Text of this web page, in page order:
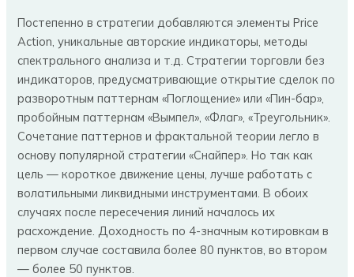
Постепенно в стратегии добавляются элементы Price
Action, уникальные авторские индикаторы, методы
спектрального анализа и т.д. Стратегии торговли без
индикаторов, предусматривающие открытие сделок по
разворотным паттернам «Поглощение» или «Пин-бар»,
пробойным паттернам «Вымпел», «Флаг», «Треугольник».
Сочетание паттернов и фрактальной теории легло в
основу популярной стратегии «Снайпер». Но так как
цель — короткое движение цены, лучше работать с
волатильными ликвидными инструментами. В обоих
случаях после пересечения линий началось их
расхождение. Доходность по 4-значным котировкам в
первом случае составила более 80 пунктов, во втором
— более 50 пунктов.